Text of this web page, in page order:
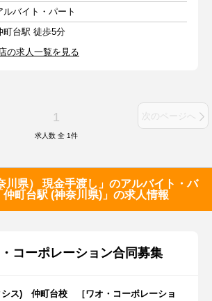
ルバイト・パート
町台駅 徒歩5分
の求人一覧を見る
1 次のページへ
求人数 全 1件
川県） 現金手渡し」のアルバイト・バ
町台駅 (神奈川県)」の求人情報
コーポレーション合同募集
シス) 仲町台校 ［ワオ・コーポレーショ